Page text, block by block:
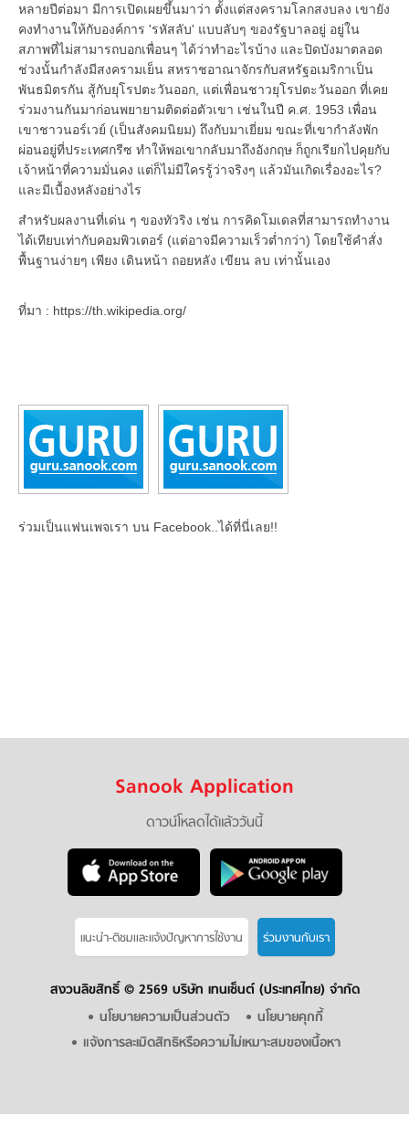
หลายปีต่อมา มีการเปิดเผยขึ้นมาว่า ตั้งแต่สงครามโลกสงบลง เขายัง
คงทำงานให้กับองค์การ 'รหัสลับ' แบบลับๆ ของรัฐบาลอยู่ อยู่ใน
สภาพที่ไม่สามารถบอกเพื่อนๆ ได้ว่าทำอะไรบ้าง และปิดบังมาตลอด
ช่วงนั้นกำลังมีสงครามเย็น สหราชอาณาจักรกับสหรัฐอเมริกาเป็น
พันธมิตรกัน สู้กับยุโรปตะวันออก, แต่เพื่อนชาวยุโรปตะวันออก ที่เคย
ร่วมงานกันมาก่อนพยายามติดต่อตัวเขา เช่นในปี ค.ศ. 1953 เพื่อน
เขาชาวนอร์เวย์ (เป็นสังคมนิยม) ถึงกับมาเยี่ยม ขณะที่เขากำลังพัก
ผ่อนอยู่ที่ประเทศกรีซ ทำให้พอเขากลับมาถึงอังกฤษ ก็ถูกเรียกไปคุยกับ
เจ้าหน้าที่ความมั่นคง แต่ก็ไม่มีใครรู้ว่าจริงๆ แล้วมันเกิดเรื่องอะไร?
และมีเบื้องหลังอย่างไร
สำหรับผลงานที่เด่น ๆ ของทัวริง เช่น การคิดโมเดลที่สามารถทำงาน
ได้เทียบเท่ากับคอมพิวเตอร์ (แต่อาจมีความเร็วต่ำกว่า) โดยใช้คำสั่ง
พื้นฐานง่ายๆ เพียง เดินหน้า ถอยหลัง เขียน ลบ เท่านั้นเอง
ที่มา : https://th.wikipedia.org/
ร่วมเป็นแฟนเพจเรา บน Facebook..ได้ที่นี่เลย!!
Sanook Application
ดาวน์โหลดได้แล้ววันนี้
แนะนำ-ติชมเเละแจ้งปัญหาการใช้งาน ร่วมงานกับเรา
สงวนลิขสิทธิ์ © 2569 บริษัท เทนเซ็นต์ (ประเทศไทย) จำกัด
นโยบายความเป็นส่วนตัว
นโยบายคุกกี้
แจ้งการละเมิดสิทธิหรือความไม่เหมาะสมของเนื้อหา